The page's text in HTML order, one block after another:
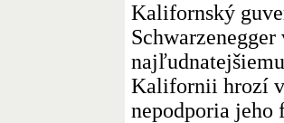
Kalifornský
Kalifornii hrozí
nepodporia jeho